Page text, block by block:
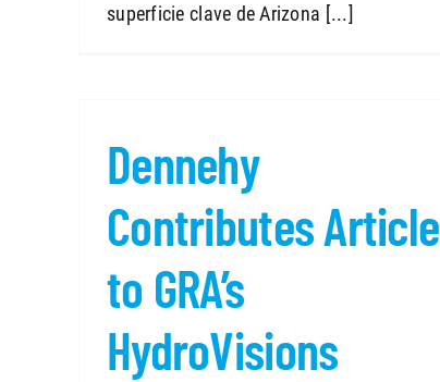
superficie clave de Arizona [...]
Dennehy
Contributes Article
to GRA’s
HydroVisions